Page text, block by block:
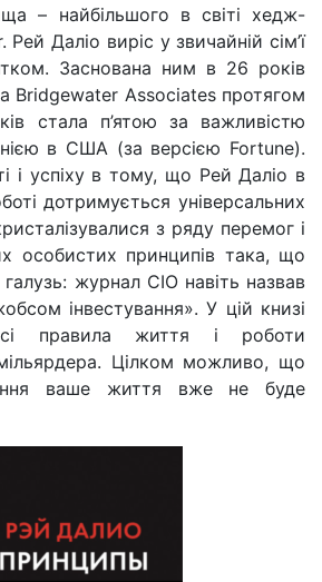
– найбільшого в світі хедж-
Даліо виріс у звичайній сім’ї
Заснована ним в 26 років
Bridgewater Associates протягом
стала п’ятою за важливістю
в США (за версією Fortune).
і успіху в тому, що Рей Даліо в
дотримується універсальних
з ряду перемог і
особистих принципів така, що
журнал CIO навіть назвав
інвестування». У цій книзі
правила життя і роботи
Цілком можливо, що
ваше життя вже не буде